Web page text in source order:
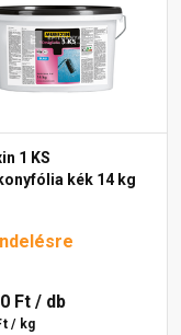
1 KS
kék 14 kg
Ft / db
/ kg